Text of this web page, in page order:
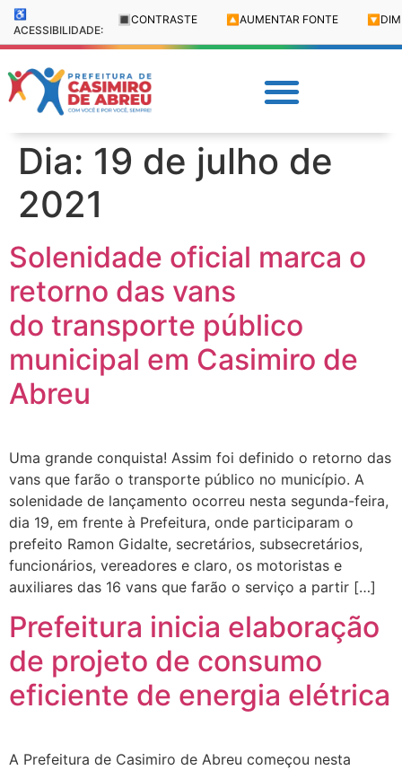
♿
ACESSIBILIDADE:
🔳 CONTRASTE 🔼 AUMENTAR FONTE 🔽
Dia: 19 de julho de
2021
Solenidade oficial marca o
retorno das vans
do transporte público
municipal em Casimiro de
Abreu
Uma grande conquista! Assim foi definido o retorno das
vans que farão o transporte público no município. A
solenidade de lançamento ocorreu nesta segunda-feira,
dia 19, em frente à Prefeitura, onde participaram o
prefeito Ramon Gidalte, secretários, subsecretários,
funcionários, vereadores e claro, os motoristas e
auxiliares das 16 vans que farão o serviço a partir […]
Prefeitura inicia elaboração
de projeto de consumo
eficiente de energia elétrica
A Prefeitura de Casimiro de Abreu começou nesta